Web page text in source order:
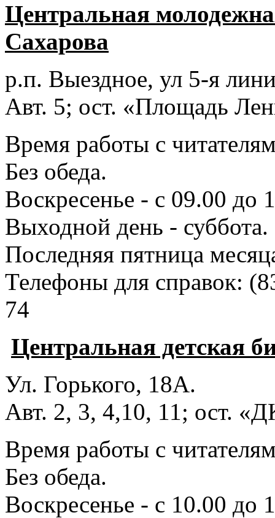
Центральная
Сахарова
р.п. Выездное, ул 5-я
Авт. 5; ост. «Площадь
Время работы с
Без обеда.
Воскресенье - с 09.00 до
Выходной день - суббота.
Последняя пятница
Телефоны для справок:
74
Центральная детская
Ул. Горького, 18А.
Авт. 2, 3, 4,10, 11; ост.
Время работы с
Без обеда.
Воскресенье - с 10.00 до